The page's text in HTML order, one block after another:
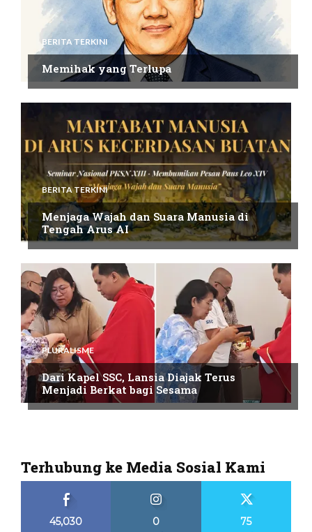
BERITA TERKINI
Memihak yang Terlupa
BERITA TERKINI
Menjaga Wajah dan Suara Manusia di
Tengah Arus AI
PLURALISME
Dari Kapel SSC, Lansia Diajak Terus
Menjadi Berkat bagi Sesama
Terhubung ke Media Sosial Kami
45,030 0 75